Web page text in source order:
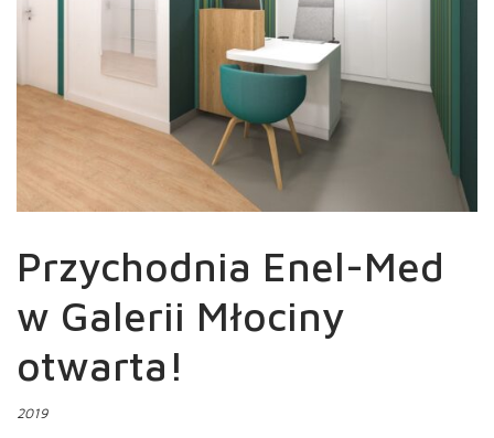
Przychodnia Enel-Med
w Galerii Młociny
otwarta!
2019